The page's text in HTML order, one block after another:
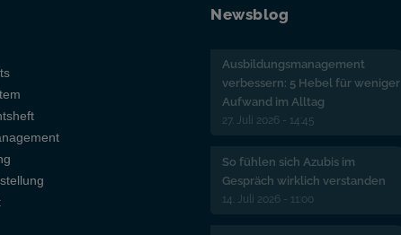
Newsblog
Ausbildungsmanagement
verbessern: 5 Hebel für weniger
Aufwand im Alltag
27. Juli 2026 - 14:45
So fühlen sich Azubis im
Gespräch wirklich verstanden
14. Juli 2026 - 11:00